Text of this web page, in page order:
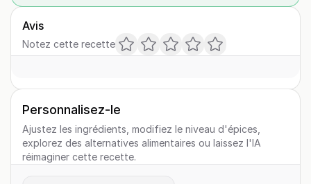
Avis
Notez cette recette
Personnalisez-le
Ajustez les ingrédients, modifiez le niveau d'épices,
explorez des alternatives alimentaires ou laissez l'IA
réimaginer cette recette.